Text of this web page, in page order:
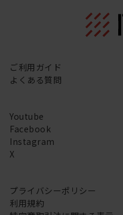
ご利用ガイド
よくある質問
Youtube
Facebook
Instagram
X
プライバシーポリシー
利用規約